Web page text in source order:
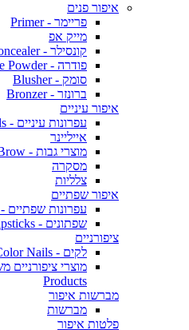
איפור פנים
פריימר - Primer
מייק אפ
קונסילר - Concealer
פודרה - Face Powder
סומק - Blusher
ברונזר - Bronzer
איפור עיניים
עפרונות עיניים - Eye Pencils
אייליינר
מוצרי גבות - For Eye Brow
מסקרה
צלליות
איפור שפתיים
עפרונות שפתיים - Lip Pencils
שפתונים - Lipsticks
ציפורניים
לקים - Color Nails
Products
מברשות איפור
מברשות
פלטות איפור